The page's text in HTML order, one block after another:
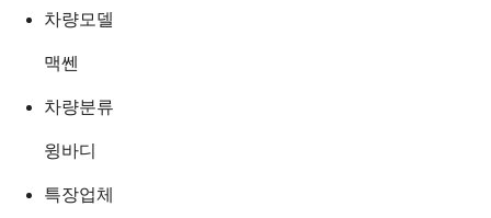
차량모델
맥쎈
차량분류
윙바디
특장업체